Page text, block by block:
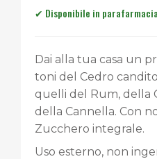
Dai alla tua casa un
toni del Cedro
quelli del Rum, della
della Cannella. Con
Zucchero integrale.
Uso esterno, non